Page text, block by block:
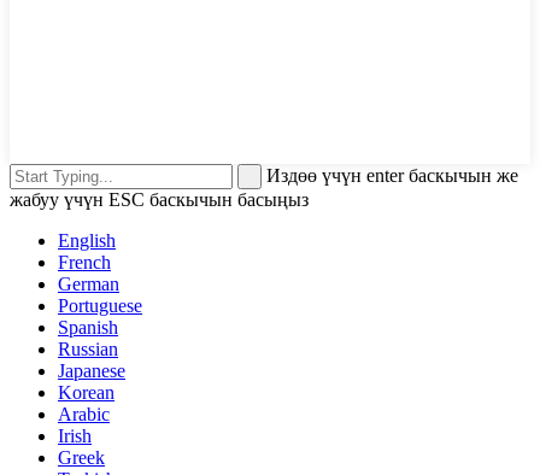
Издөө үчүн enter баскычын же
жабуу үчүн ESC баскычын басыңыз
English
French
German
Portuguese
Spanish
Russian
Japanese
Korean
Arabic
Irish
Greek